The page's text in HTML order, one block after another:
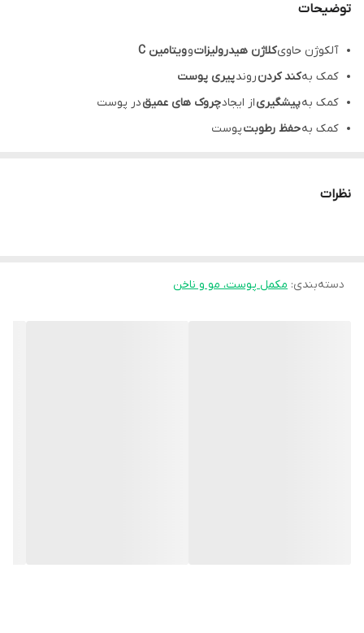
انقضا ۵ ماه
توضیحات
آلکوژن حاویکلاژن هیدرولیزاتوویتامین C
کمک بهکند کردنروندپیری پوست
کمک بهپیشگیریاز ایجادچروک های عمیقدر پوست
کمک بهحفظ رطوبتپوست
بهترین زمان مصرف alcogen:
نظرات
دسته‌بندی: مکمل پوست، مو و ناخن